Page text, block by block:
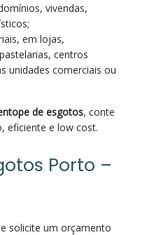
vivendas,
em lojas,
centros
unidades comerciais ou
de esgotos, conte
eficiente e low cost.
Porto –
solicite um orçamento